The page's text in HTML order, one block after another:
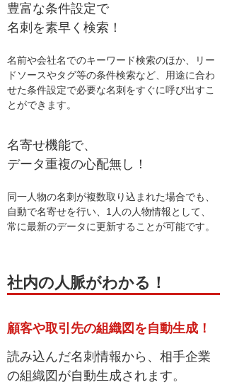
豊富な条件設定で
名刺を素早く検索！
名前や会社名でのキーワード検索のほか、リー
ドソースやタグ等の条件検索など、用途に合わ
せた条件設定で必要な名刺をすぐに呼び出すこ
とができます。
名寄せ機能で、
データ重複の心配無し！
同一人物の名刺が複数取り込まれた場合でも、
自動で名寄せを行い、1人の人物情報として、
常に最新のデータに更新することが可能です。
社内の人脈がわかる！
顧客や取引先の組織図を自動生成！
読み込んだ名刺情報から、相手企業
の組織図が自動生成されます。